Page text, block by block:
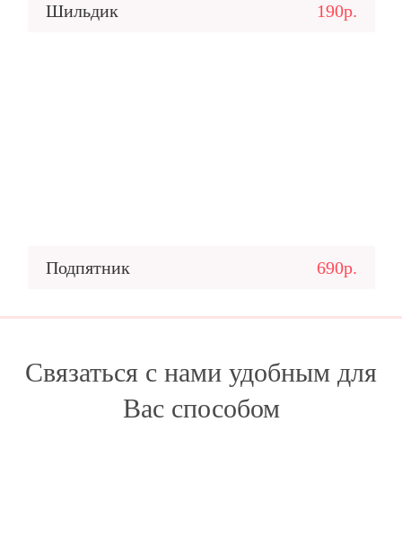
Шильдик 190р.
Подпятник 690р.
Связаться с нами удобным для
Вас способом